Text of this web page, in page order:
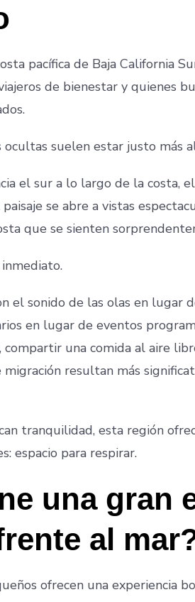
pacífica de Baja California
de bienestar y quienes
ocultas suelen estar justo más
el sur a lo largo de la costa,
se abre a vistas
que se sienten
el sonido de las olas en lugar
en lugar de eventos
compartir una comida al aire
resultan más
tranquilidad, esta región
espacio para respirar.
una gran
al
ofrecen una experiencia